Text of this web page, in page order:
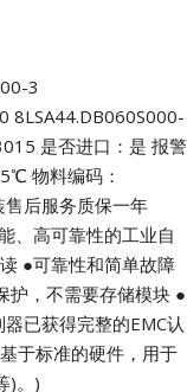
3
8LSA44.DB060S000-
是否进口：是 报警
物料编码：
后服务质保一年
、高可靠性的工业自
●可靠性和简单故障
护，不需要存储模块 ●
器已获得完整的EMC认
于标准的硬件，用于
)。)